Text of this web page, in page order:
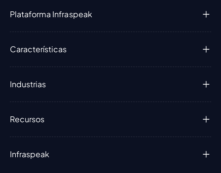
Plataforma Infraspeak
Características
Industrias
Recursos
Infraspeak